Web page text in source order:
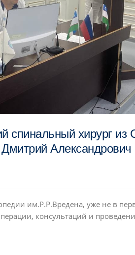
спинальный хирург из
Александрович
им.Р.Р.Вредена, уже не в
консультаций и